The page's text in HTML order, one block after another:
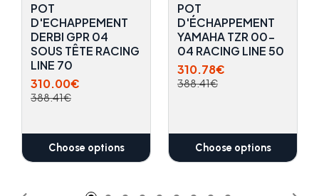
POT
D'ECHAPPEMENT
DERBI GPR 04
SOUS TÊTE RACING
LINE 70
310.00€
388.41€
Choose options
POT
D'ÉCHAPPEMENT
YAMAHA TZR 00-
04 RACING LINE 50
310.78€
388.41€
Choose options